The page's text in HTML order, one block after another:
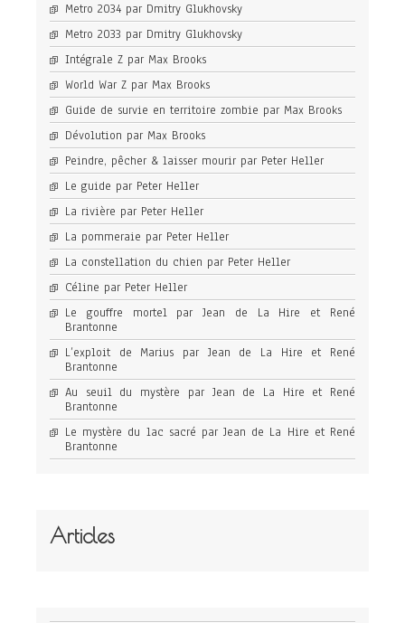
Metro 2034 par Dmitry Glukhovsky
Metro 2033 par Dmitry Glukhovsky
Intégrale Z par Max Brooks
World War Z par Max Brooks
Guide de survie en territoire zombie par Max Brooks
Dévolution par Max Brooks
Peindre, pêcher & laisser mourir par Peter Heller
Le guide par Peter Heller
La rivière par Peter Heller
La pommeraie par Peter Heller
La constellation du chien par Peter Heller
Céline par Peter Heller
Le gouffre mortel par Jean de La Hire et René
Brantonne
L’exploit de Marius par Jean de La Hire et René
Brantonne
Au seuil du mystère par Jean de La Hire et René
Brantonne
Le mystère du lac sacré par Jean de La Hire et René
Brantonne
Articles